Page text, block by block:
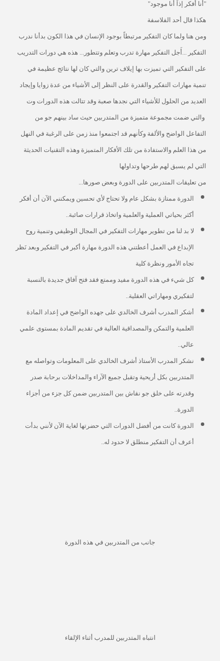
"أنا أفكر إذاً أنا موجود"
هكذا قال أحد الفلاسفة
ومن هنا ولما كان التفكير مرتبطاً بوجود الإنسان في هذا الكون بدأنا ندرب
التفكير ...أَجل التفكير مهارة تدرب وتعلم وتتطور... هذه هي دورات التدريب
على التفكير التي تميزت بها إيلاف ترين والتي كان لها نتائج عظيمة في
تنمية مهارات التفكير والقدرة على النظر إلى الأشياء من عدة زوايا وإيجاد
العديد من الحلول للأشياء التي نجدها صعبة وقد تتالت هذه الدورات وت
والتي ضمت مجموعة متميزة من المتدربين حيث ساد بينهم جو من
التفاعل الواضح والألفة وكأنهم قد اجتمعوا منذ زمن على الرغبة في النهل
من هذا العلم والاستفادة من تلك الأفكار المتميزة وهذه التقنيات الحديثة
التي لم يسبق لهم طرحها وتداولها
من تعليقات المتدربين على الدورة وبعض صورها...
الدورة ممتازة بشكل عام ولا تحتاج لأي تحسين ويمكنني الآن أن أفكر
أكثر بحياتي العملية والعلمية واتخاذ قرارات صائبة..
لا بد لنا من تطوير مهارات التفكير في المجال الوظيفي وتنمية روح
الإبداع في العمل أعطتني هذه الدورة مهارة أكبر في التفكير وبعد نَظر
تجاه الأمور ونظرة كلية
كل شيء في هذه الدورة مفيد وممتع فقد فتح آفاق جديدة بالنسبة
لتفكيري ومهاراتي العقلية..
أشكر المدرب أشرف الخالدي على جهده الواضح في إعداد المادة
العلمية والتمكن والمصداقية العالية في تقديم المادة بمستوى علمي
عالي..
نشكر المدرب الأستاذ أشرف الخالدي على المعلومات وتواصله مع
المتدربين بكل أريحية وتقبل جميع الآراء والمداخلات برحابة صدر
وقدرته على خلق جو نقاش بين المتدربين ضمن كل جزء من أجزاء
الدورة..
الدورة كانت من أفضل الدورات التي حضرتها لغاية الآن لأنني بدأت
أعرف أن التفكير منطلق لا حدود له..
جانب من المتدربين في هذه الدورة
انتباه المتدربين للمدرب أثناء الإلقاء